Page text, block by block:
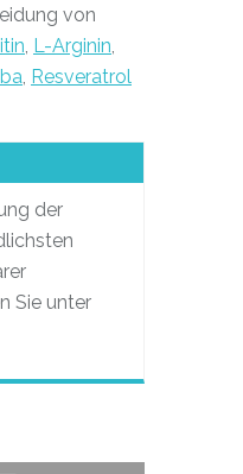
von
, L-Arginin,
, Resveratrol
der
Sie unter